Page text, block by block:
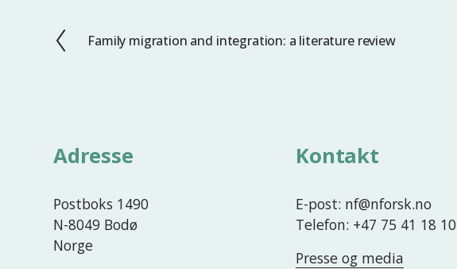
F
g
e
Family migration and integration: a literature review
Adresse
Postboks 1490
N-8049 Bodø
Norge
Kontakt
E-post: nf@nforsk.no
Telefon: +47 75 41 18 10
Presse og media